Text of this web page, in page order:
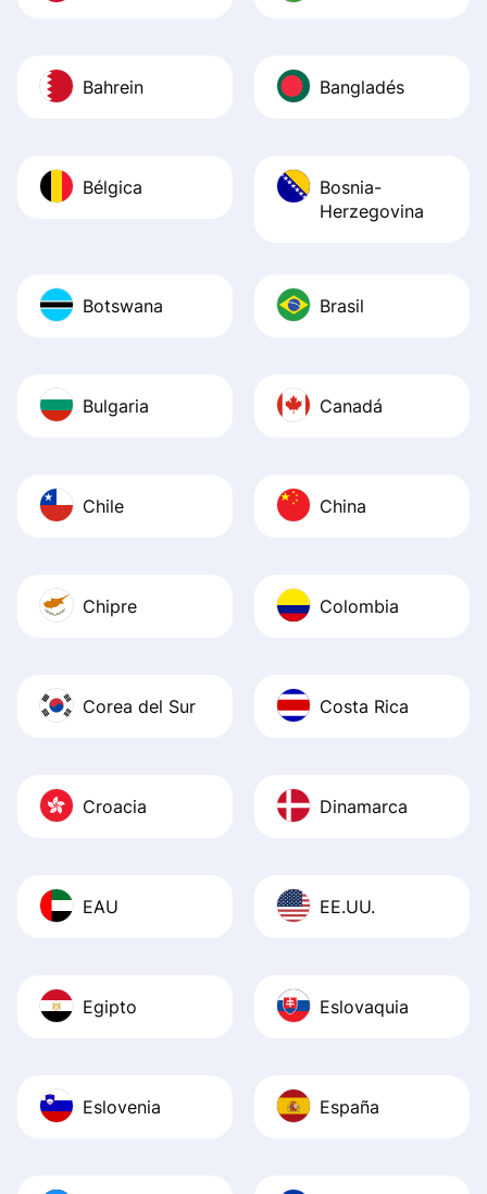
Bahrein Bangladés
Bélgica
Bosnia-
Herzegovina
Botswana Brasil
Bulgaria Canadá
Chile China
Chipre Colombia
Corea del Sur Costa Rica
Croacia Dinamarca
EAU EE.UU.
Egipto Eslovaquia
Eslovenia España